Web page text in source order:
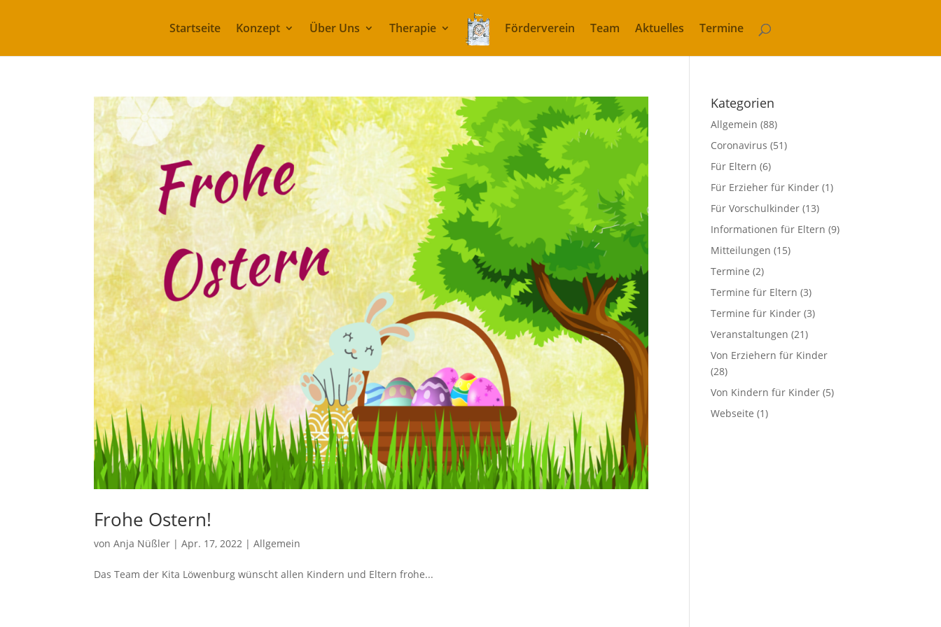
Startseite Konzept Über Uns Therapie Förderverein Team Aktuelles Termine
Frohe Ostern!
vonAnja Nüßler |Apr. 17, 2022 |Allgemein
Das Team der Kita Löwenburg wünscht allen Kindern und Eltern frohe...
Kategorien
Allgemein (88)
Coronavirus (51)
Für Eltern (6)
Für Erzieher für Kinder (1)
Für Vorschulkinder (13)
Informationen für Eltern (9)
Mitteilungen (15)
Termine (2)
Termine für Eltern (3)
Termine für Kinder (3)
Veranstaltungen (21)
Von Erziehern für Kinder
(28)
Von Kindern für Kinder (5)
Webseite (1)